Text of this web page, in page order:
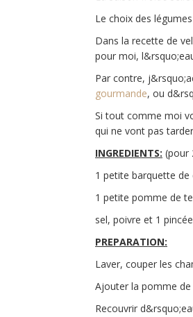
Le choix des
Dans la recette de
pour moi,
Par contre,
gourmande, ou
Si tout comme moi
qui ne vont pas
INGREDIENTS: (pour
1 petite barquette
1 petite pomme de
sel, poivre et 1
PREPARATION:
Laver, couper les
Ajouter la pomme
Recouvrir